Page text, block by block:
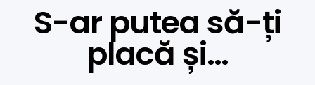
S-ar putea să-ți
placă și…